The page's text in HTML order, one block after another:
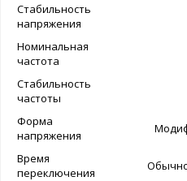
Стабильность
напряжения
Номинальная
частота
Стабильность
частоты
Форма
напряжения
Время
переключения